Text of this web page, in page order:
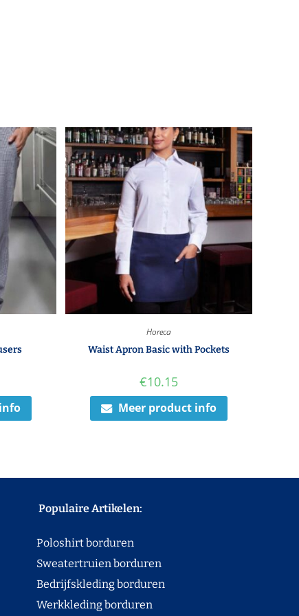
Horeca
Waist Apron Basic with Pockets
€10.15
Meer product info
Artikelen:
borduren
borduren
borduren
borduren